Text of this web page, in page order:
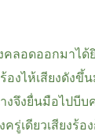
ลอดออกมาได้
องไห้เสียงดังขึ้
งจึงยื่นมือไปบีบ
รู่เดียวเสียงร้อ